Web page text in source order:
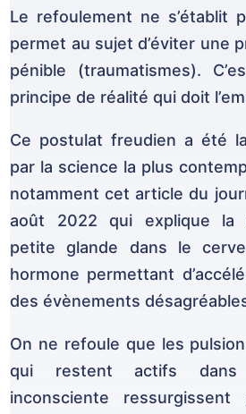
Le refoulement ne s’établit
permet au sujet d’éviter une
pénible (traumatismes).
principe de réalité qui doit
Ce postulat freudien a été
par la science la plus
notamment cet article du
août 2022 qui explique la
petite glande dans le
hormone permettant
des évènements
On ne refoule que les
qui restent actifs dans
inconsciente ressurgissent